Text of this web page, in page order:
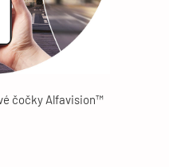
čočky Alfavision™